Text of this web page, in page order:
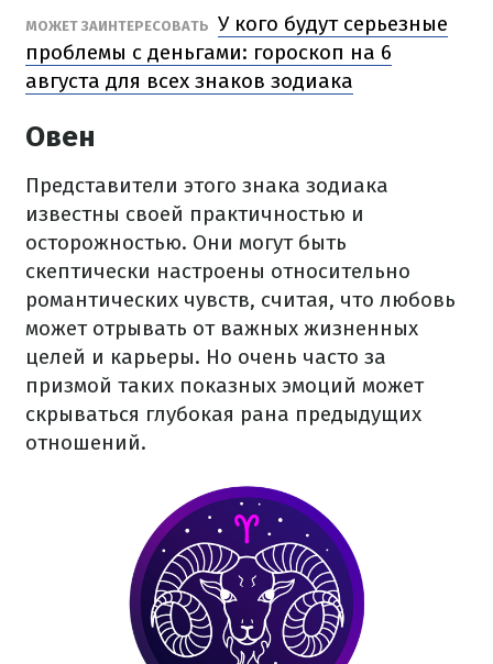
МОЖЕТ ЗАИНТЕРЕСОВАТЬ У кого будут серьезные
проблемы с деньгами: гороскоп на 6
августа для всех знаков зодиака
Овен
Представители этого знака зодиака
известны своей практичностью и
осторожностью. Они могут быть
скептически настроены относительно
романтических чувств, считая, что любовь
может отрывать от важных жизненных
целей и карьеры. Но очень часто за
призмой таких показных эмоций может
скрываться глубокая рана предыдущих
отношений.